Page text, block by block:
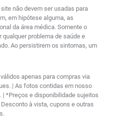
não devem ser usadas para
em hipótese alguma, as
da área médica. Somente o
problema de saúde e
Ao persistirem os sintomas, um
apenas para compras via
| As fotos contidas em nosso
*Preços e disponibilidade sujeitos
à vista, cupons e outras